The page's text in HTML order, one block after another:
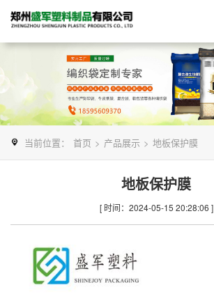
当前位置： 首页 > 产品展示 > 地板保护膜
地板保护膜
[ 时间：2024-05-15 20:28:06 ]